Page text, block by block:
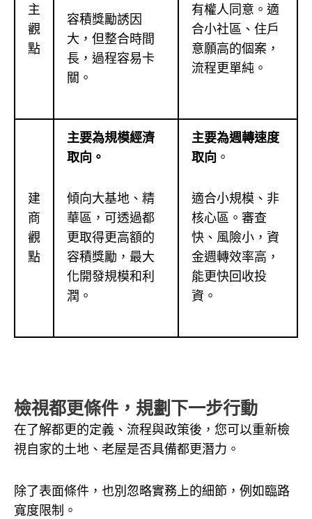
主
觀
點
容積獎勵誘因
大，但整合時間
長，過程容易卡
關。
有權人同意。適
合小社區、住戶
意願高的個案，
流程更單純。
建
商
觀
點
主要為規模經濟
取向。
傾向大基地、精
華區，可透過都
更取得更高額的
容積獎勵，最大
化開發規模和利
潤。
主要為週轉速度
取向 。
適合小規模、非
核心區。審查
快、風險小，資
金週轉效率高，
能更快回收投
資。
檢視都更條件，規劃下一步行動
在了解都更的定義、流程與政策後，您可以重新檢
視自家的土地、老屋是否具備都更潛力。
除了表面條件，也別忽略實務上的細節，例如臨路
寬度限制。